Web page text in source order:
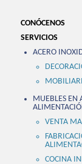
CONÓCENOS
SERVICIOS
ACERO
MUEBLES EN
VENTA
COCINA